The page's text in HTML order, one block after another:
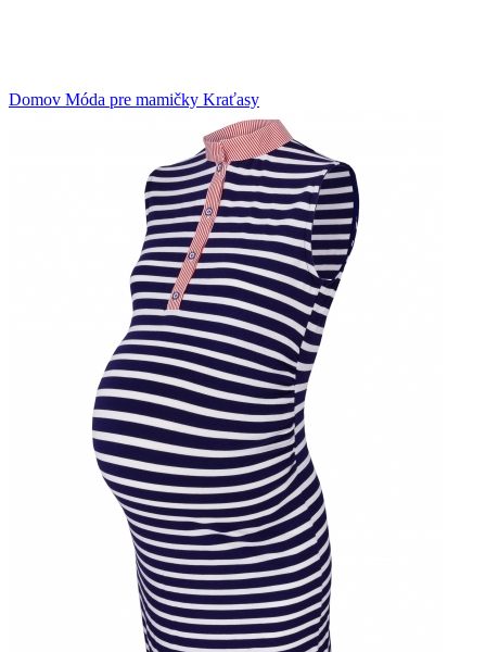
Domov Móda pre mamičky Kraťasy